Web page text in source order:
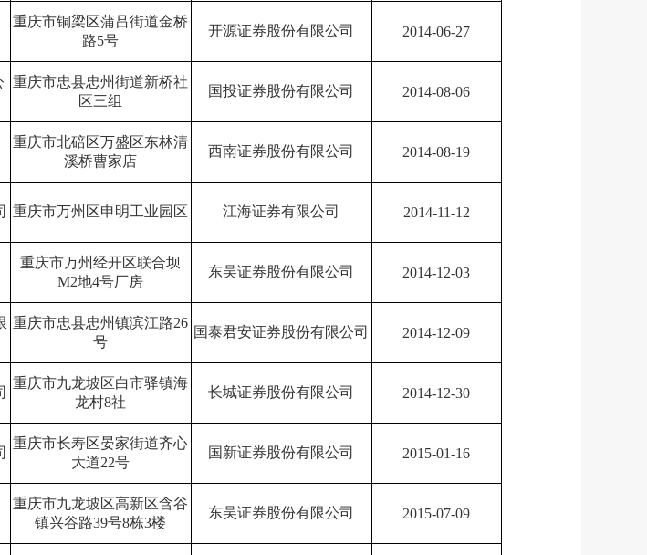
重庆市铜梁区蒲吕街道金桥
路5号
开源证券股份有限公司 2014-06-27
重庆市忠县忠州街道新桥社
区三组
国投证券股份有限公司 2014-08-06
重庆市北碚区万盛区东林清
溪桥曹家店
西南证券股份有限公司 2014-08-19
重庆市万州区申明工业园区 江海证券有限公司 2014-11-12
重庆市万州经开区联合坝
M2地4号厂房
东吴证券股份有限公司 2014-12-03
重庆市忠县忠州镇滨江路26
号
国泰君安证券股份有限公司 2014-12-09
重庆市九龙坡区白市驿镇海
龙村8社
长城证券股份有限公司 2014-12-30
重庆市长寿区晏家街道齐心
大道22号
国新证券股份有限公司 2015-01-16
重庆市九龙坡区高新区含谷
镇兴谷路39号8栋3楼
东吴证券股份有限公司 2015-07-09